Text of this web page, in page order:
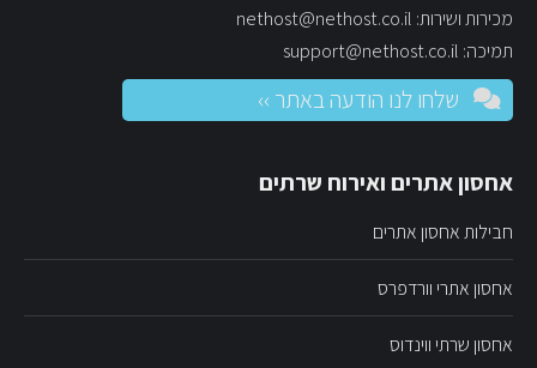
מכירות ושירות: nethost@nethost.co.il
תמיכה: support@nethost.co.il
שלחו לנו הודעה באתר ››
אחסון אתרים ואירוח שרתים
חבילות אחסון אתרים
אחסון אתרי וורדפרס
אחסון שרתי ווינדוס